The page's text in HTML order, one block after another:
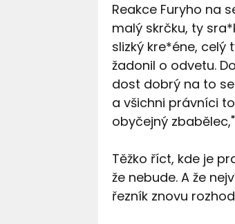
Reakce Furyho na
malý skrčku, ty
slizký kre*éne, celý
žadonil o odvetu.
dost dobrý na to
a všichni právníci
obyčejný
Těžko říct, kde je
že nebude. A že
řezník znovu